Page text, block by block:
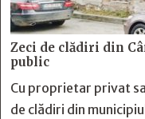
Zeci de clădiri din
public
Cu proprietar privat
de clădiri din